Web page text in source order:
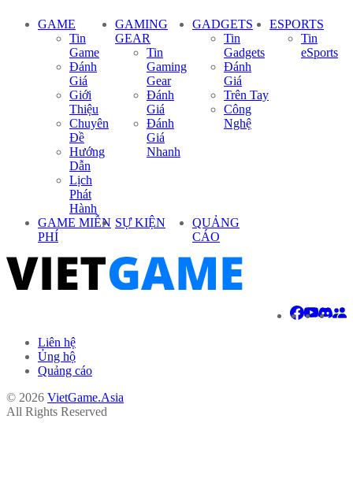
GAME
Tin
Game
Đánh
Giá
Giới
Thiệu
Chuyên
Đề
Hướng
Dẫn
Lịch
Phát
Hành
GAMING
GEAR
Tin
Gaming
Gear
Đánh
Giá
Đánh
Giá
Nhanh
GADGETS
Tin
Gadgets
Đánh
Giá
Trên Tay
Công
Nghệ
ESPORTS
Tin
eSports
GAME MIỄN
PHÍ
SỰ KIỆN
QUẢNG
CÁO
Liên hệ
Ủng hộ
Quảng cáo
© 2026 VietGame.Asia
All Rights Reserved